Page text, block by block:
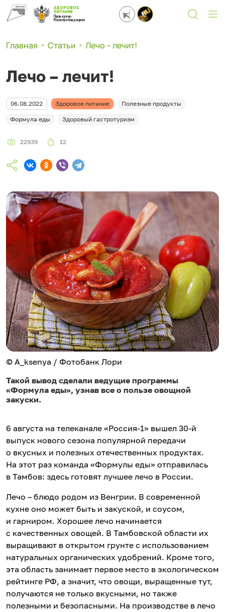
ЗДОРОВОЕ
ПИТАНИЕ
Проверено
Роспотребнадзором
Главная Статьи Лечо – лечит!
Лечо – лечит!
06.08.2022 Здоровое питание Полезные продукты
Формула еды Здоровый гастротуризм
22939 12
© A_ksenya / Фотобанк Лори
Такой вывод сделали ведущие программы
«Формула еды», узнав все о пользе овощной
закуски.
6 августа на телеканале «Россия-1» вышел 30-й
выпуск нового сезона популярной передачи
о вкусных и полезных отечественных продуктах.
На этот раз команда «Формулы еды» отправилась
в Тамбов: здесь готовят лучшее лечо в России.
Лечо – блюдо родом из Венгрии. В современной
кухне оно может быть и закуской, и соусом,
и гарниром. Хорошее лечо начинается
с качественных овощей. В Тамбовской области их
выращивают в открытом грунте с использованием
натуральных органических удобрений. Кроме того,
эта область занимает первое место в экологическом
рейтинге РФ, а значит, что овощи, выращенные тут,
получаются не только вкусными, но также
полезными и безопасными. На производстве в лечо